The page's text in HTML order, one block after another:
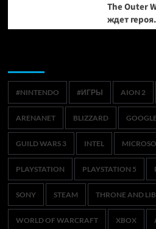
The Outer
ждет
#NINTENDO #ИГРЫ AION 2
ARENANET BLIZZARD GOOGLE
GUILD WARS 3 INTEL
PLAYSTATION PLAYSTATION 5
SONY STEAM THRONE AND
WORLD OF WARCRAFT XBOX